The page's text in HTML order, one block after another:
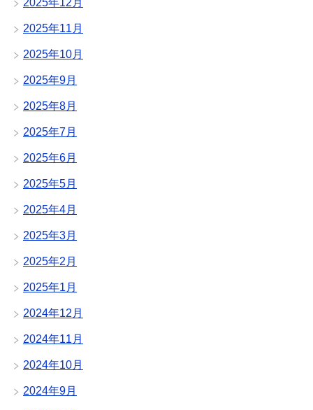
2025年12月
2025年11月
2025年10月
2025年9月
2025年8月
2025年7月
2025年6月
2025年5月
2025年4月
2025年3月
2025年2月
2025年1月
2024年12月
2024年11月
2024年10月
2024年9月